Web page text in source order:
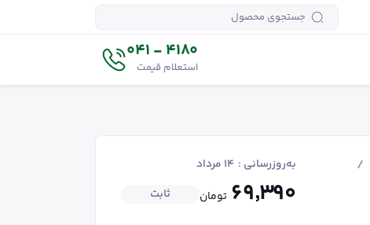
4180 - 041
استعلام قیمت
/ به‌روزرسانی : ۱۴ مرداد
۶۹٬۳۹۰ تومان ثابت